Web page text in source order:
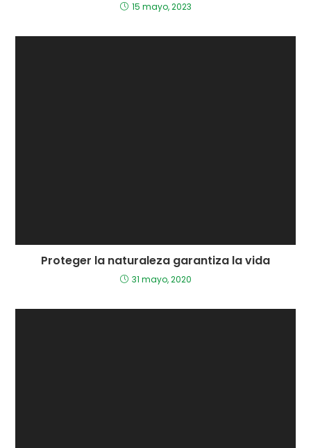
15 mayo, 2023
Proteger la naturaleza garantiza la vida
31 mayo, 2020